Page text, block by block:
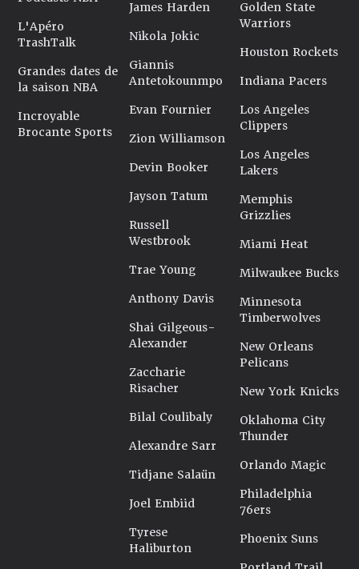
L'Apéro
TrashTalk
Grandes dates de
la saison NBA
Incroyable
Brocante Sports
James Harden
Nikola Jokic
Giannis
Antetokounmpo
Evan Fournier
Zion Williamson
Devin Booker
Jayson Tatum
Russell
Westbrook
Trae Young
Anthony Davis
Shai Gilgeous-
Alexander
Zaccharie
Risacher
Bilal Coulibaly
Alexandre Sarr
Tidjane Salaün
Joel Embiid
Tyrese
Haliburton
Golden State
Warriors
Houston Rockets
Indiana Pacers
Los Angeles
Clippers
Los Angeles
Lakers
Memphis
Grizzlies
Miami Heat
Milwaukee Bucks
Minnesota
Timberwolves
New Orleans
Pelicans
New York Knicks
Oklahoma City
Thunder
Orlando Magic
Philadelphia
76ers
Phoenix Suns